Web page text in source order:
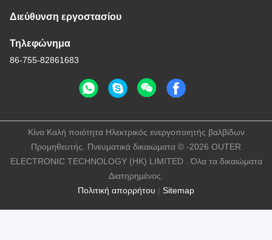
Διεύθυνση εργοστασίου
Τηλεφώνημα
86-755-82861683
Πολιτική απορρήτου | Sitemap
Κίνα Καλή ποιότητα Ηλεκτρικός ενεργοποιητής βαλβίδων
Προμηθευτής. Πνευματικά δικαιώματα © -2026 OUTER
ELECTRONIC TECHNOLOGY (HK) LIMITED . Όλα τα δικαιώματα
Διατηρημένος.